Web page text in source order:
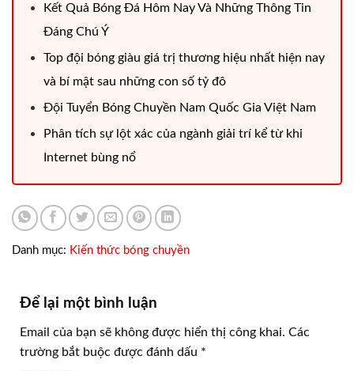
Kết Quả Bóng Đá Hôm Nay Và Những Thông Tin
Đáng Chú Ý
Top đội bóng giàu giá trị thương hiệu nhất hiện nay
và bí mật sau những con số tỷ đô
Đội Tuyển Bóng Chuyền Nam Quốc Gia Việt Nam
Phân tích sự lột xác của ngành giải trí kể từ khi
Internet bùng nổ
Danh mục: Kiến thức bóng chuyền
Để lại một bình luận
Email của bạn sẽ không được hiển thị công khai. Các
trường bắt buộc được đánh dấu *